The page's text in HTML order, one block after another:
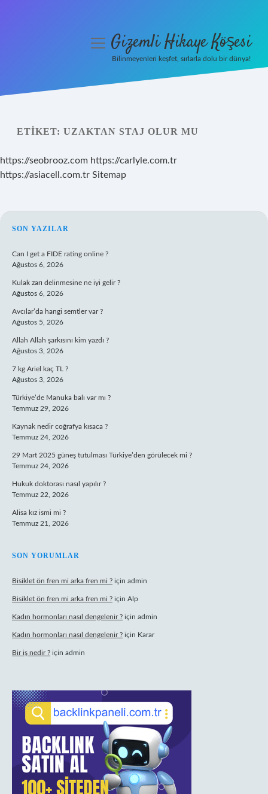
Yasal Uyarı
Hakkımızda
menüyüGizemli Hikaye Köşesi
Bilinmeyenleri keşfet, sırlarla dolu bir dünya!
ETIKET: UZAKTAN STAJ OLUR MU
https://seobrooz.com https://carlyle.com.tr
https://asiacell.com.tr Sitemap
SIDEBAR
SON YAZILAR
Can I get a FIDE rating online ?
Ağustos 6, 2026
Kulak zarı delinmesine ne iyi gelir ?
Ağustos 6, 2026
Avcılar’da hangi semtler var ?
Ağustos 5, 2026
Allah Allah şarkısını kim yazdı ?
Ağustos 3, 2026
7 kg Ariel kaç TL ?
Ağustos 3, 2026
Türkiye’de Manuka balı var mı ?
Temmuz 29, 2026
Kaynak nedir coğrafya kısaca ?
Temmuz 24, 2026
29 Mart 2025 güneş tutulması Türkiye’den görülecek mi ?
Temmuz 24, 2026
Hukuk doktorası nasıl yapılır ?
Temmuz 22, 2026
Alisa kız ismi mi ?
Temmuz 21, 2026
SON YORUMLAR
Bisiklet ön fren mi arka fren mi ? için admin
Bisiklet ön fren mi arka fren mi ? için Alp
Kadın hormonları nasıl dengelenir ? için admin
Kadın hormonları nasıl dengelenir ? için Karar
Bir iş nedir ? için admin